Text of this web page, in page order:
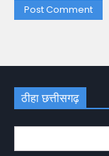
ठीहा छत्तीसगढ़